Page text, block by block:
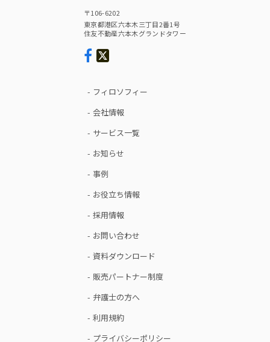
〒106-6202
東京都港区六本木三丁目2番1号
住友不動産六本木グランドタワー
- フィロソフィー
- 会社情報
- サービス一覧
- お知らせ
- 事例
- お役立ち情報
- 採用情報
- お問い合わせ
- 資料ダウンロード
- 販売パートナー制度
- 弁護士の方へ
- 利用規約
- プライバシーポリシー